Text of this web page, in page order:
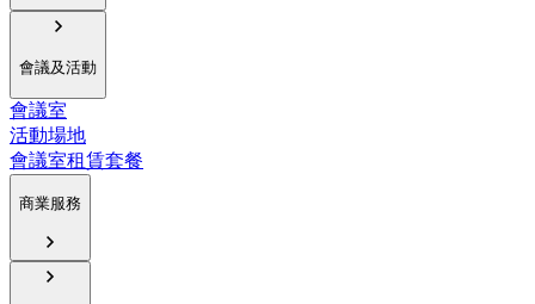
會議及活動
會議室
活動場地
會議室租賃套餐
商業服務